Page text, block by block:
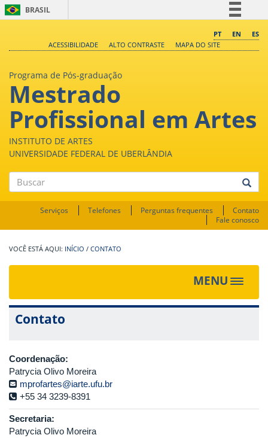
BRASIL
Comunica BR
Canais
PT EN
ES
ACESSIBILIDADE
ALTO CONTRASTE MAPA DO SITE
Programa de Pós-graduação
Mestrado
Profissional em Artes
INSTITUTO DE ARTES
UNIVERSIDADE FEDERAL DE UBERLÂNDIA
Buscar
Serviços Telefones Perguntas frequentes
Contato
Fale conosco
INÍCIO / CONTATO
MENU
Toggle
Contato
Coordenação:
Patrycia Olivo Moreira
mprofartes@iarte.ufu.br
+55 34 3239-8391
Secretaria:
Patrycia Olivo Moreira